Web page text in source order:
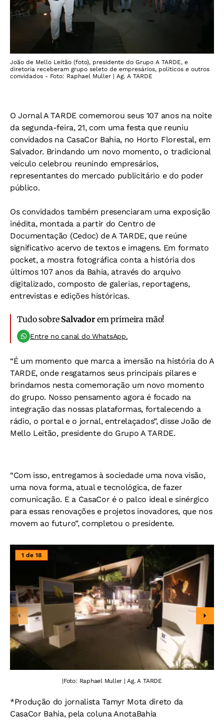
João de Mello Leitão (foto), presidente do Grupo A TARDE, e
diretoria receberam grupo seleto de empresários, políticos e outros
convidados - Foto: Raphael Muller | Ag. A TARDE
OJornal A TARDEcomemorou seus 107 anos na noite
da segunda-feira, 21, com uma festa que reuniu
convidados na CasaCor Bahia, no Horto Florestal, em
Salvador. Brindando um novo momento, o tradicional
veículo celebrou reunindo empresários,
representantes do mercado publicitário e do poder
público.
Os convidados também presenciaram uma exposição
inédita, montada a partir do Centro de
Documentação (Cedoc) deA TARDE, que reúne
significativo acervo de textos e imagens. Em formato
pocket, a mostra fotográfica conta a história dos
últimos 107 anos da Bahia, através do arquivo
digitalizado, composto de galerias, reportagens,
entrevistas e edições históricas.
Tudo sobre Salvadorem primeira mão!
Entre no canal do WhatsApp.
“É um momento que marca a imersão na história doA
TARDE, onde resgatamos seus principais pilares e
brindamos nesta comemoração um novo momento
do grupo. Nosso pensamento agora é focado na
integração das nossas plataformas, fortalecendo a
rádio, o portal e o jornal, entrelaçados”, disse João de
Mello Leitão, presidente do Grupo A TARDE.
“Com isso, entregamos à sociedade uma nova visão,
uma nova forma, atual e tecnológica, de fazer
comunicação. E a CasaCor é o palco ideal e sinérgico
para essas renovações e projetos inovadores, que nos
movem ao futuro”, completou o presidente.
1 de 18
|Foto: Raphael Muller | Ag. A TARDE
*Produção do jornalista Tamyr Mota direto da
CasaCor Bahia, pela coluna AnotaBahia